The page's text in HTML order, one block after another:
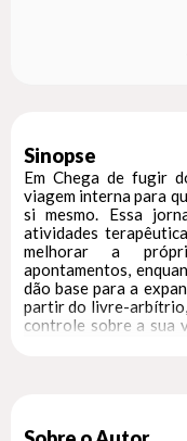
Sinopse
Em Chega de fugir
viagem interna para
si mesmo. Essa
atividades
melhorar a
apontamentos,
dão base para a
partir do livre-arbítrio,
controle sobre a sua
FÍSICAS E